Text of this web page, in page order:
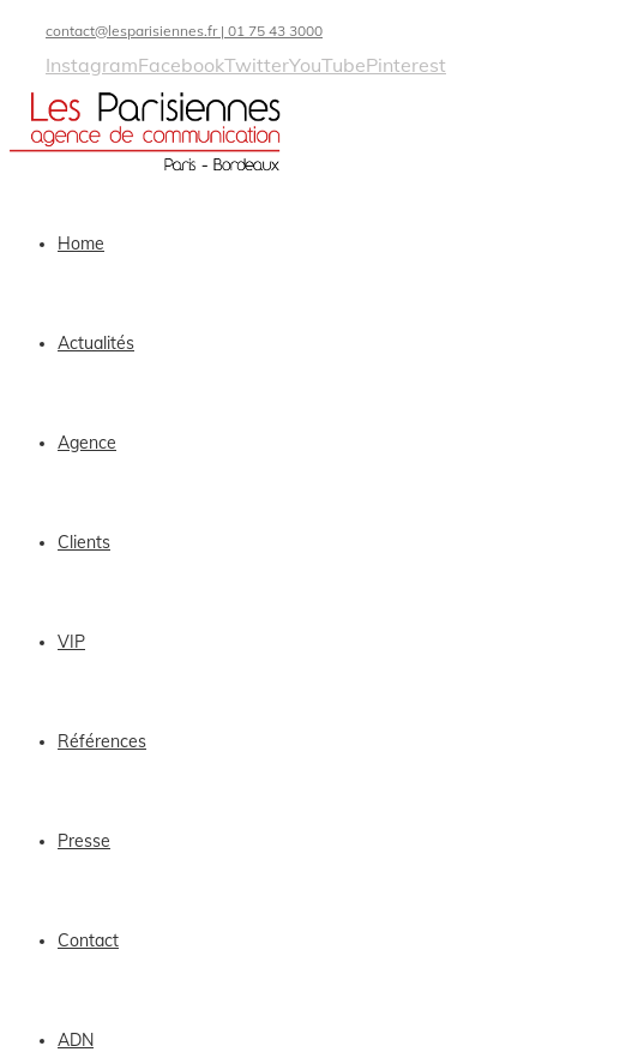
contact@lesparisiennes.fr | 01 75 43 3000
InstagramFacebookTwitterYouTubePinterest
Home
Actualités
Agence
Clients
VIP
Références
Presse
Contact
ADN